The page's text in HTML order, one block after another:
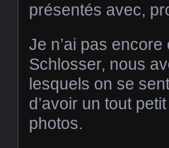
présentés avec,
Je n’ai pas
Schlosser, nous
lesquels on se
d’avoir un tout
photos.